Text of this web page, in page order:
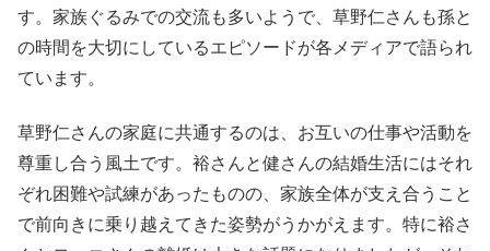
す。家族ぐるみでの交流も多いようで、草野仁さんも孫と
の時間を大切にしているエピソードが各メディアで語られ
ています。
草野仁さんの家庭に共通するのは、お互いの仕事や活動を
尊重し合う風土です。裕さんと健さんの結婚生活にはそれ
ぞれ困難や試練があったものの、家族全体が支え合うこと
で前向きに乗り越えてきた姿勢がうかがえます。特に裕さ